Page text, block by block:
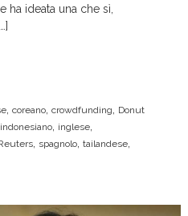
ha ideata una che sì,
, coreano, crowdfunding, Donut
indonesiano, inglese,
, spagnolo, tailandese,